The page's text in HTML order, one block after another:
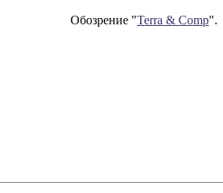
Обозрение "Terra & Comp".